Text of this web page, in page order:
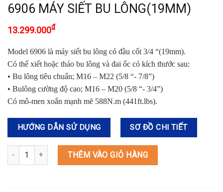
6906 MÁY SIẾT BU LÔNG(19MM)
13.299.000₫
Model 6906 là máy siết bu lông có đầu cốt 3/4 “(19mm).
Có thể xiết hoặc tháo bu lông và đai ốc có kích thước sau:
• Bu lông tiêu chuẩn; M16 – M22 (5/8 “- 7/8”)
• Bulông cường độ cao; M16 – M20 (5/8 “- 3/4”)
Có mô-men xoắn mạnh mẽ 588N.m (441ft.lbs).
HƯỚNG DẪN SỬ DỤNG SƠ ĐỒ CHI TIẾT
6906 MÁY SIẾT BU LÔNG(19MM) số lượng
THÊM VÀO GIỎ HÀNG